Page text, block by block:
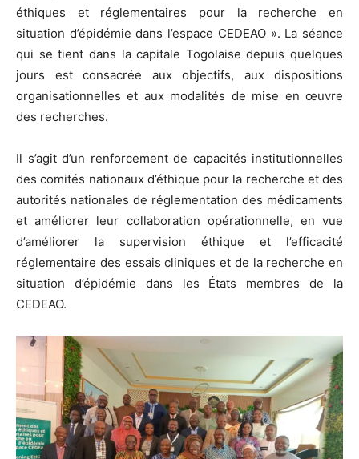
éthiques et réglementaires pour la recherche en
situation d’épidémie dans l’espace CEDEAO ». La séance
qui se tient dans la capitale Togolaise depuis quelques
jours est consacrée aux objectifs, aux dispositions
organisationnelles et aux modalités de mise en œuvre
des recherches.
Il s’agit d’un renforcement de capacités institutionnelles
des comités nationaux d’éthique pour la recherche et des
autorités nationales de réglementation des médicaments
et améliorer leur collaboration opérationnelle, en vue
d’améliorer la supervision éthique et l’efficacité
réglementaire des essais cliniques et de la recherche en
situation d’épidémie dans les États membres de la
CEDEAO.